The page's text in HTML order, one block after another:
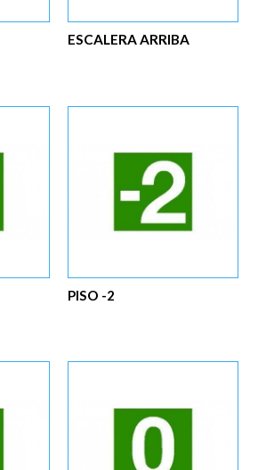
ESCALERA ARRIBA
PISO -2